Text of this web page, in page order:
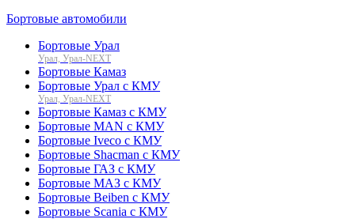
Бортовые автомобили
Бортовые Урал
Урал, Урал-NEXT
Бортовые Камаз
Бортовые Урал с КМУ
Урал, Урал-NEXT
Бортовые Камаз с КМУ
Бортовые MAN с КМУ
Бортовые Iveco с КМУ
Бортовые Shacman с КМУ
Бортовые ГАЗ с КМУ
Бортовые МАЗ с КМУ
Бортовые Beiben с КМУ
Бортовые Scania с КМУ